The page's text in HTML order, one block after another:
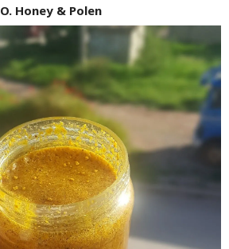
O. Honey & Polen